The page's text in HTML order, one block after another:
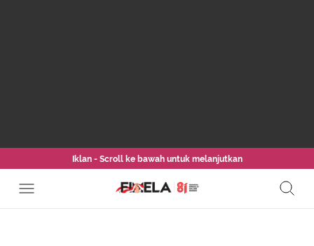
Iklan - Scroll ke bawah untuk melanjutkan